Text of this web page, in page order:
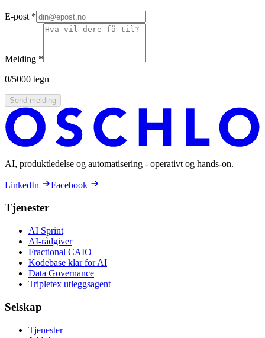
E-post *
Melding *
0/5000 tegn
Send melding
AI, produktledelse og automatisering - operativt og hands-on.
LinkedIn Facebook
Tjenester
AI Sprint
AI-rådgiver
Fractional CAIO
Kodebase klar for AI
Data Governance
Tripletex utleggsagent
Selskap
Tjenester